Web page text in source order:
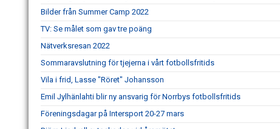
Bilder från Summer Camp 2022
TV: Se målet som gav tre poäng
Nätverksresan 2022
Sommaravslutning för tjejerna i vårt fotbollsfritids
Vila i frid, Lasse "Röret" Johansson
Emil Jylhänlahti blir ny ansvarig för Norrbys fotbollsfritids
Föreningsdagar på Intersport 20-27 mars